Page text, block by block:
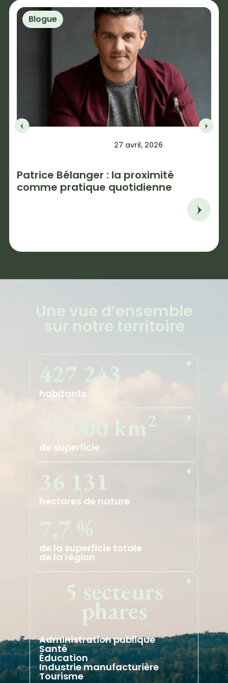
Blogue
27 avril, 2026
Patrice Bélanger : la proximité
comme pratique quotidienne
Une vue d’ensemble
sur notre territoire
427 243
habitants
37 000 km2
de superficie
36 131
hectares de nature
7,7 %
de la superficie totale
de la région
5 secteurs
phares
Administration publique
Santé
Éducation
Industrie manufacturière
Tourisme